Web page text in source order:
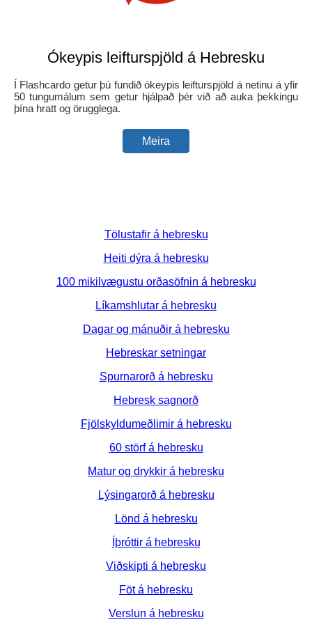
Ókeypis leifturspjöld á Hebresku
Í Flashcardo getur þú fundið ókeypis leifturspjöld á netinu á yfir
50 tungumálum sem getur hjálpað þér við að auka þekkingu
þína hratt og örugglega.
Meira
Tölustafir á hebresku
Heiti dýra á hebresku
100 mikilvægustu orðasöfnin á hebresku
Líkamshlutar á hebresku
Dagar og mánuðir á hebresku
Hebreskar setningar
Spurnarorð á hebresku
Hebresk sagnorð
Fjölskyldumeðlimir á hebresku
60 störf á hebresku
Matur og drykkir á hebresku
Lýsingarorð á hebresku
Lönd á hebresku
Íþróttir á hebresku
Viðskipti á hebresku
Föt á hebresku
Verslun á hebresku